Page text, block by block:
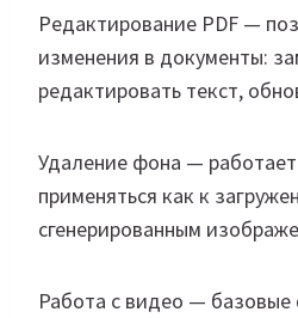
Редактирование PDF —
изменения в документы:
редактировать текст,
Удаление фона —
применяться как к
сгенерированным
Работа с видео — базовые